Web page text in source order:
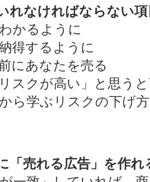
れなければならない
かるように
得するように
にあなたを売る
スクが高い」と思う
ら学ぶリスクの下げ方
「売れる広告」を作れ